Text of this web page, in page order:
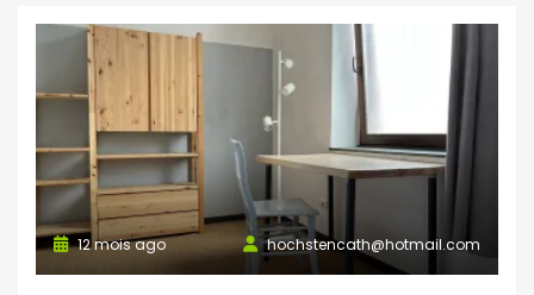
hochstencath@hotmail.com
12 mois ago